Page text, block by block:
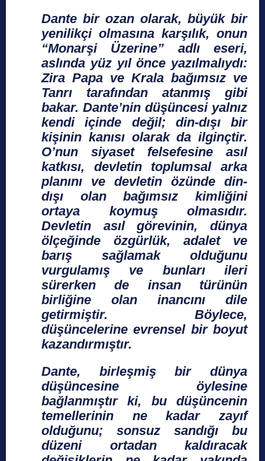
Dante bir ozan olarak, büyük bir
yenilikçi olmasına karşılık, onun
“Monarşi Üzerine” adlı eseri,
aslında yüz yıl önce yazılmalıydı:
Zira Papa ve Krala bağımsız ve
Tanrı tarafından atanmış gibi
bakar. Dante’nin düşüncesi yalnız
kendi içinde değil; din-dışı bir
kişinin kanısı olarak da ilginçtir.
O’nun siyaset felsefesine asıl
katkısı, devletin toplumsal arka
planını ve devletin özünde din-
dışı olan bağımsız kimliğini
ortaya koymuş olmasıdır.
Devletin asıl görevinin, dünya
ölçeğinde özgürlük, adalet ve
barış sağlamak olduğunu
vurgulamış ve bunları ileri
sürerken de insan türünün
birliğine olan inancını dile
getirmiştir. Böylece,
düşüncelerine evrensel bir boyut
kazandırmıştır.
Dante, birleşmiş bir dünya
düşüncesine öylesine
bağlanmıştır ki, bu düşüncenin
temellerinin ne kadar zayıf
olduğunu; sonsuz sandığı bu
düzeni ortadan kaldıracak